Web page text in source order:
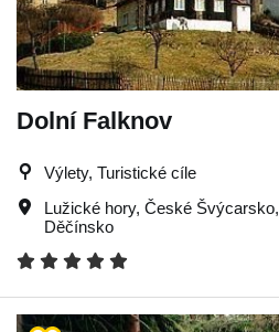
Dolní Falknov
Výlety, Turistické cíle
Lužické hory, České Švýcarsko,
Děčínsko